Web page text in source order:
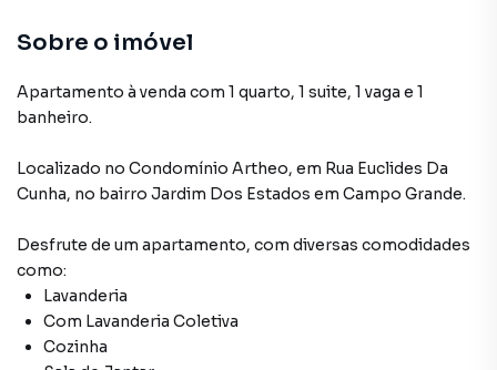
Sobre o imóvel
Apartamento à venda com 1 quarto, 1 suite, 1 vaga e 1
banheiro.
Localizado no Condomínio Artheo, em Rua Euclides Da
Cunha, no bairro Jardim Dos Estados em Campo Grande.
Desfrute de um apartamento, com diversas comodidades
como:
Lavanderia
Com Lavanderia Coletiva
Cozinha